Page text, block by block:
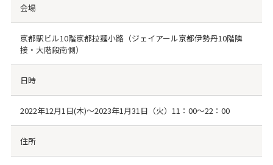
会場
京都駅ビル10階京都拉麺小路（ジェイアール京都伊勢丹10階隣
接・大階段南側）
日時
2022年12月1日(木)～2023年1月31日（火）11：00～22：00
住所